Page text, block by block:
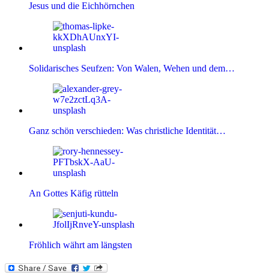
Jesus und die Eichhörnchen
Solidarisches Seufzen: Von Walen, Wehen und dem…
Ganz schön verschieden: Was christliche Identität…
An Gottes Käfig rütteln
Fröhlich währt am längsten